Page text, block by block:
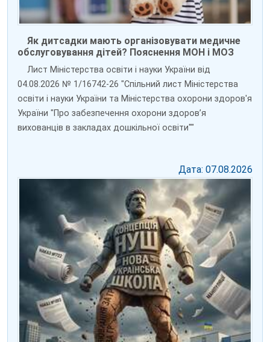
Як дитсадки мають організовувати медичне
обслуговування дітей? Пояснення МОН і МОЗ
Лист Міністерства освіти і науки України від
04.08.2026 № 1/16742-26 "Спільний лист Міністерства
освіти і науки України та Міністерства охорони здоров'я
України "Про забезпечення охорони здоров’я
вихованців в закладах дошкільної освіти""
Дата: 07.08.2026